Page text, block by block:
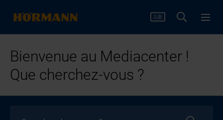
Bienvenue au Mediacenter !
Que cherchez-vous ?